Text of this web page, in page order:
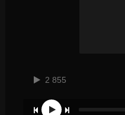
2 855